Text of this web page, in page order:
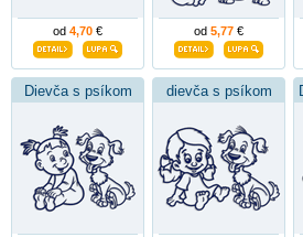
od 4,70 € od 5,77 €
Dievča s psíkom dievča s psíkom